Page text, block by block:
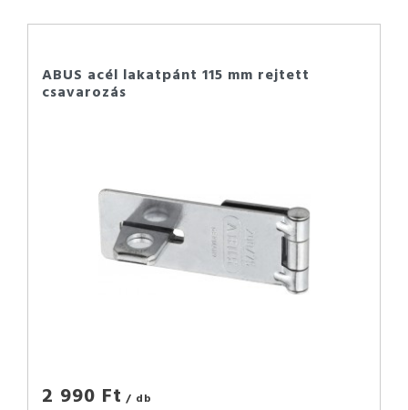
ABUS acél lakatpánt 115 mm rejtett
csavarozás
2 990 Ft / db